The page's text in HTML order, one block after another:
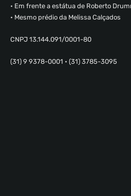
• Em frente a estátua de Roberto
• Mesmo prédio da Melissa Calçados
CNPJ 13.144.091/0001-80
(31) 9 9378-0001 • (31) 3785-3095